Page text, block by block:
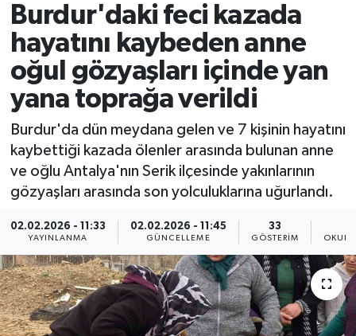
Burdur'daki feci kazada
hayatını kaybeden anne
oğul gözyaşları içinde yan
yana toprağa verildi
Burdur'da dün meydana gelen ve 7 kişinin hayatını
kaybettiği kazada ölenler arasında bulunan anne
ve oğlu Antalya'nın Serik ilçesinde yakınlarının
gözyaşları arasında son yolculuklarına uğurlandı.
02.02.2026 - 11:33
YAYINLANMA
02.02.2026 - 11:45
GÜNCELLEME
33
GÖSTERIM